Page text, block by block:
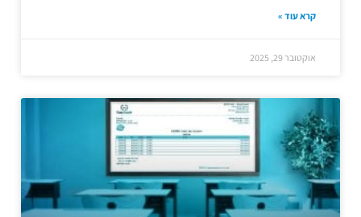
קרא עוד »
אוקטובר 29, 2025